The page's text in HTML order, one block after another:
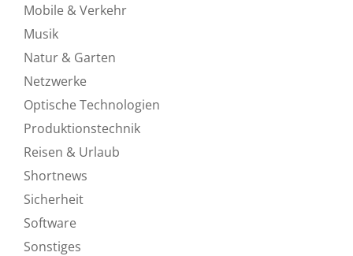
Mobile & Verkehr
Musik
Natur & Garten
Netzwerke
Optische Technologien
Produktionstechnik
Reisen & Urlaub
Shortnews
Sicherheit
Software
Sonstiges